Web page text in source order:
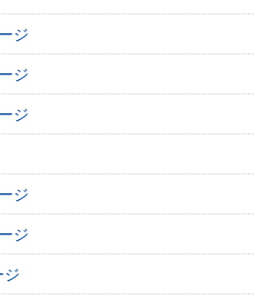
ジ
ジ
ジ
ジ
ジ